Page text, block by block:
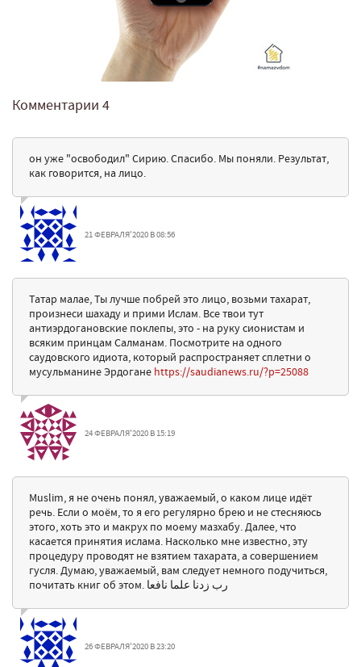
Комментарии 4
он уже "освободил" Сирию. Спасибо. Мы поняли. Результат,
как говорится, на лицо.
21 ФЕВРАЛЯ'2020 В 08:56
Татар малае, Ты лучше побрей это лицо, возьми тахарат,
произнеси шахаду и прими Ислам. Все твои тут
антиэрдогановские поклепы, это - на руку сионистам и
всяким принцам Салманам. Посмотрите на одного
саудовского идиота, который распространяет сплетни о
мусульманине Эрдогане https://saudianews.ru/?p=25088
24 ФЕВРАЛЯ'2020 В 15:19
Muslim, я не очень понял, уважаемый, о каком лице идёт
речь. Если о моём, то я его регулярно брею и не стесняюсь
этого, хоть это и макрух по моему мазхабу. Далее, что
касается принятия ислама. Насколько мне известно, эту
процедуру проводят не взятием тахарата, а совершением
гусля. Думаю, уважаемый, вам следует немного подучиться,
почитать книг об этом. رب زدنا علما نافعا
26 ФЕВРАЛЯ'2020 В 23:20